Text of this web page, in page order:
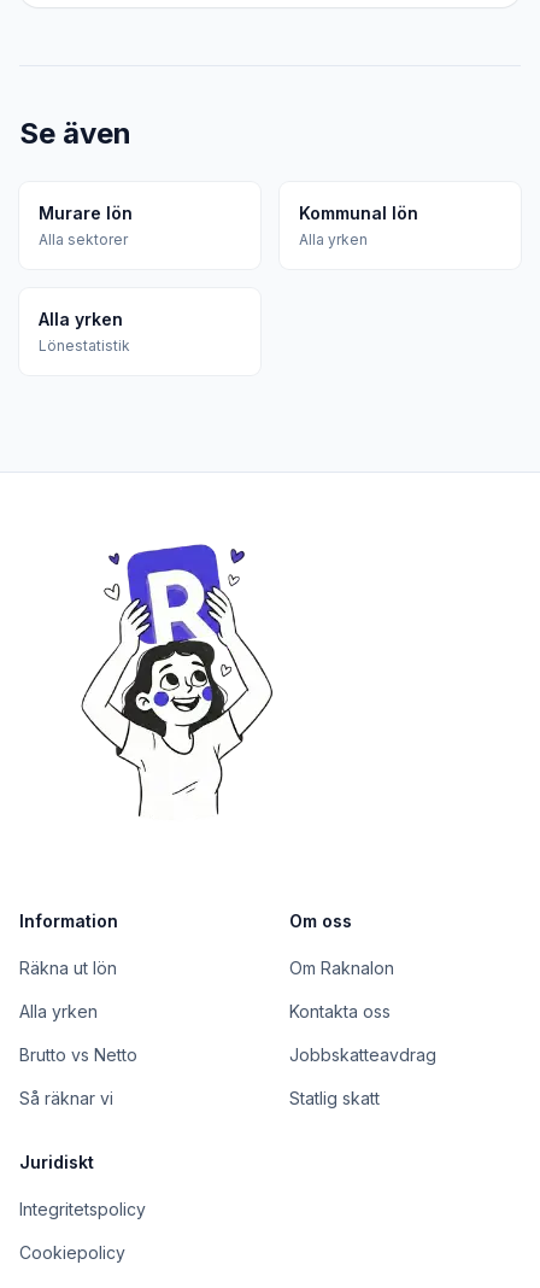
Se även
Murare lön
Alla sektorer
Kommunal lön
Alla yrken
Alla yrken
Lönestatistik
Information
Räkna ut lön
Alla yrken
Brutto vs Netto
Så räknar vi
Om oss
Om Raknalon
Kontakta oss
Jobbskatteavdrag
Statlig skatt
Juridiskt
Integritetspolicy
Cookiepolicy